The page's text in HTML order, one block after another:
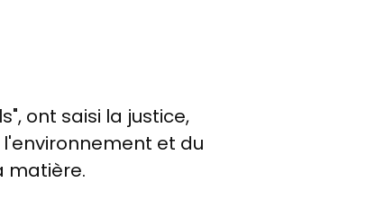
ont saisi la justice,
et du
matière.